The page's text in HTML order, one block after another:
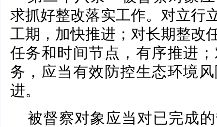
求抓好整改落实工作。对立行
工期，加快推进；对长期整改
任务和时间节点，有序推进
务，应当有效防控生态环境
进。
被督察对象应当对已完成